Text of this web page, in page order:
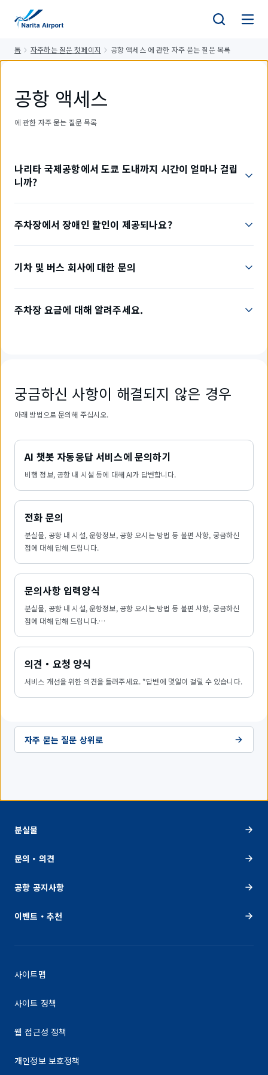
톱 자주하는 질문 첫페이지 공항 액세스 에 관한 자주 묻는 질문 목록
공항 액세스
에 관한 자주 묻는 질문 목록
나리타 국제공항에서 도쿄 도내까지 시간이 얼마나 걸립
니까?
주차장에서 장애인 할인이 제공되나요?
기차 및 버스 회사에 대한 문의
주차장 요금에 대해 알려주세요.
궁금하신 사항이 해결되지 않은 경우
아래 방법으로 문의해 주십시오.
AI 챗봇 자동응답 서비스에 문의하기
비행 정보, 공항 내 시설 등에 대해 AI가 답변합니다.
전화 문의
분실물, 공항 내 시설, 운항정보, 공항 오시는 방법 등 불편 사항, 궁금하신
점에 대해 답해 드립니다.
문의사항 입력양식
분실물, 공항 내 시설, 운항정보, 공항 오시는 방법 등 불편 사항, 궁금하신
점에 대해 답해 드립니다.
의견・요청 양식
서비스 개선을 위한 의견을 들려주세요. *답변에 몇일이 걸릴 수 있습니다.
자주 묻는 질문 상위로
분실물
문의・의견
공항 공지사항
이벤트・추천
사이트맵
사이트 정책
웹 접근성 정책
개인정보 보호정책